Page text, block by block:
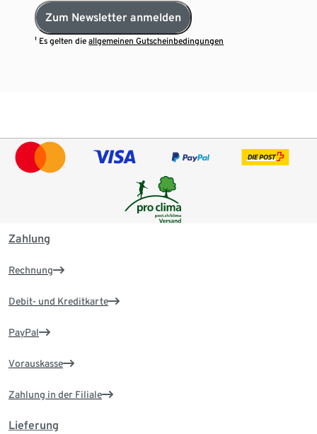
Zum Newsletter anmelden
¹ Es gelten dieallgemeinen Gutscheinbedingungen
Zahlung
Rechnung
Debit- und Kreditkarte
PayPal
Vorauskasse
Zahlung in der Filiale
Lieferung